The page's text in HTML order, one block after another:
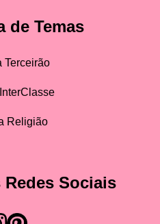
de Temas
Terceirão
Religião
Sociais